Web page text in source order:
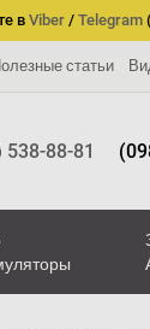
в Viber / Telegram
статьи
538-88-81